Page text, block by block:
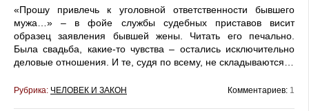
«Прошу привлечь к уголовной ответственности бывшего
мужа…» – в фойе службы судебных приставов висит
образец заявления бывшей жены. Читать его печально.
Была свадьба, какие-то чувства – остались исключительно
деловые отношения. И те, судя по всему, не складываются…
Рубрика: ЧЕЛОВЕК И ЗАКОН Комментариев: 1